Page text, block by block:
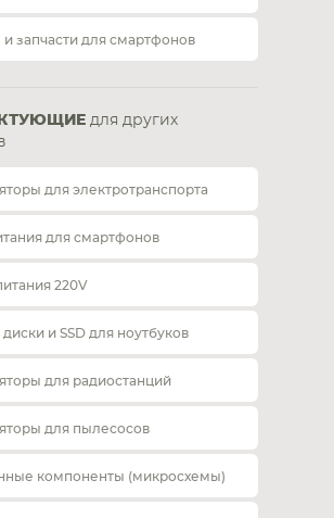
запчасти для смартфонов
для других
для электротранспорта
для смартфонов
220V
и SSD для ноутбуков
для радиостанций
для пылесосов
компоненты (микросхемы)